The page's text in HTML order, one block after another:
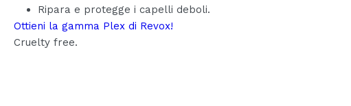
Ripara e protegge i capelli deboli.
Ottieni la gamma Plex di Revox!
Cruelty free.